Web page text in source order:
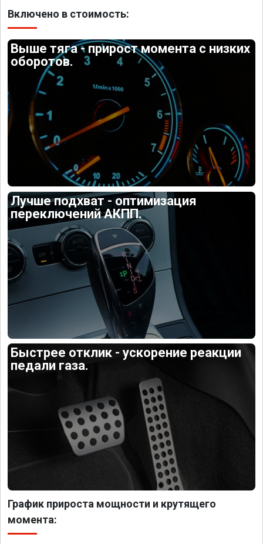
Включено в стоимость:
Выше тяга - прирост момента с низких
оборотов.
Лучше подхват - оптимизация
переключений АКПП.
Быстрее отклик - ускорение реакции
педали газа.
График прироста мощности и крутящего
момента: